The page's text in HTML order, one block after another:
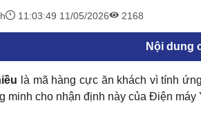
11:03:49 11/05/2026 2168
Nội dung
là mã hàng cực ăn khách vì tính
minh cho nhận định này của Điện máy